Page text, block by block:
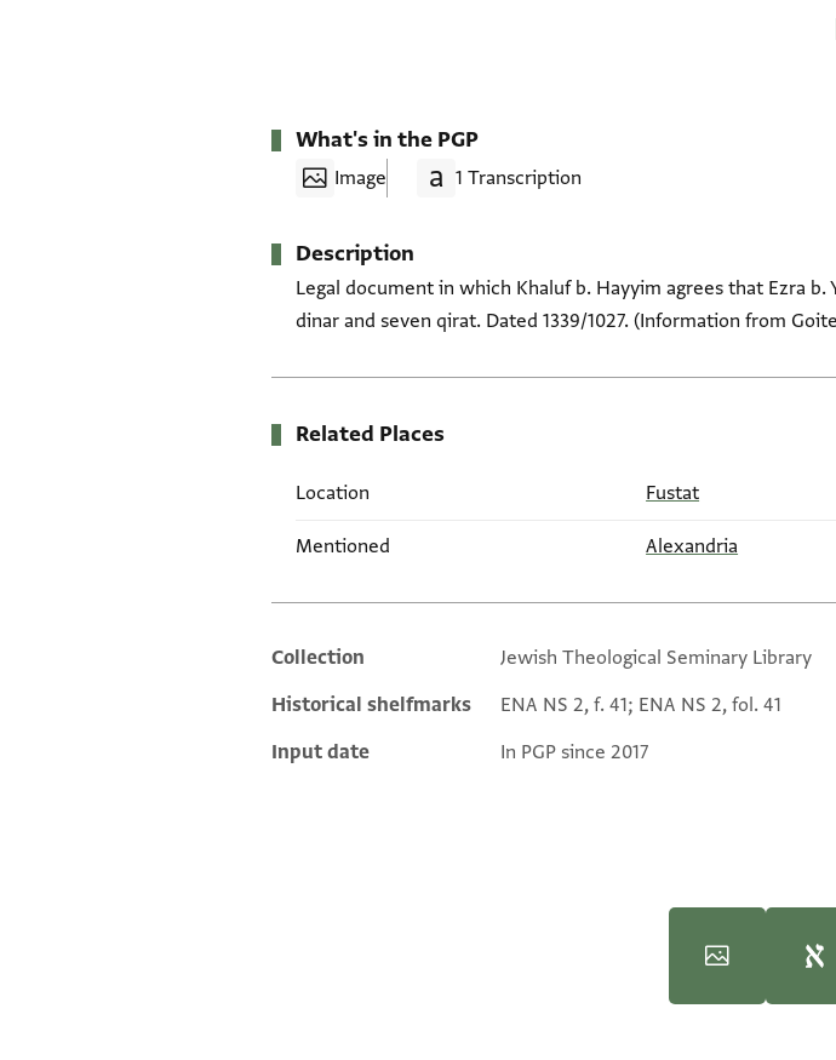
What's in the PGP
Image 1 Transcription
Description
Legal document in which Khaluf b. Hayyim agrees that Ezra
dinar and seven qirat. Dated 1339/1027. (Information from
Related Places
Location Fustat
Mentioned Alexandria
Additional metadata
Collection
Jewish Theological Seminary Library
Historical shelfmarks
ENA NS 2, f. 41; ENA NS 2, fol. 41
Input date
In PGP since 2017